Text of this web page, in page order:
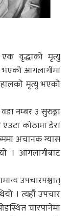
वृद्धाको मृत्यु
आगलागीमा
मृत्यु भएको
नम्बर ३ सुरुङ्गा
एउटा कोठामा डेरा
अचानक ग्यास
। आगलागीबाट
उपचारपश्चात्
। त्यहाँ उपचार
चारपानेमा